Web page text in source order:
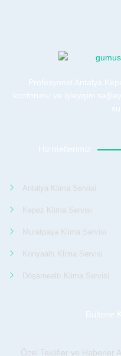
Profesyonel Antalya
konforunu ve işleyişini
Hizmetlerimiz
Antalya Klima Servisi
Kepez Klima Servisi
Muratpaşa Klima Servisi
Konyaaltı Klima Servisi
Döşemealtı Klima Servisi
Bültene
Özel Teklifler ve Haberler